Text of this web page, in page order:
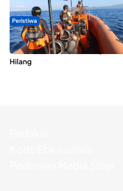
Peristiwa
Dua Longboat Bertabrakan di
Perairan Taliabu, Satu Nelayan
Hilang